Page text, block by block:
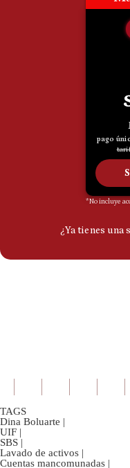
TAGS
Dina Boluarte |
UIF |
SBS |
Lavado de activos |
Cuentas mancomunadas |